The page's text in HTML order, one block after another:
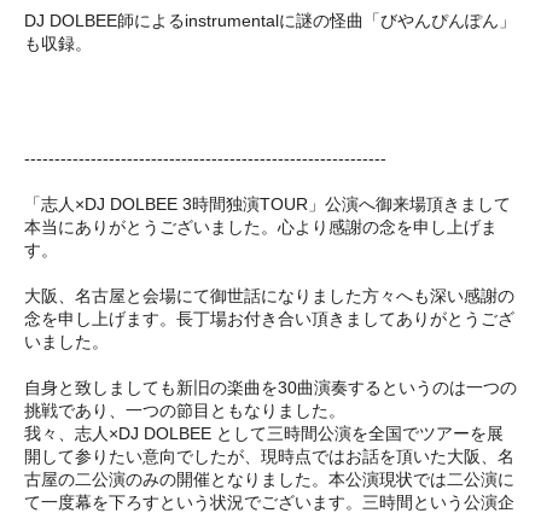
DJ DOLBEE師によるinstrumentalに謎の怪曲「びやんぴんぽん」
も収録。
------------------------------------------------------------
「志人×DJ DOLBEE 3時間独演TOUR」公演へ御来場頂きまして
本当にありがとうございました。心より感謝の念を申し上げま
す。
大阪、名古屋と会場にて御世話になりました方々へも深い感謝の
念を申し上げます。長丁場お付き合い頂きましてありがとうござ
いました。
自身と致しましても新旧の楽曲を30曲演奏するというのは一つの
挑戦であり、一つの節目ともなりました。
我々、志人×DJ DOLBEE として三時間公演を全国でツアーを展
開して参りたい意向でしたが、現時点ではお話を頂いた大阪、名
古屋の二公演のみの開催となりました。本公演現状では二公演に
て一度幕を下ろすという状況でございます。三時間という公演企